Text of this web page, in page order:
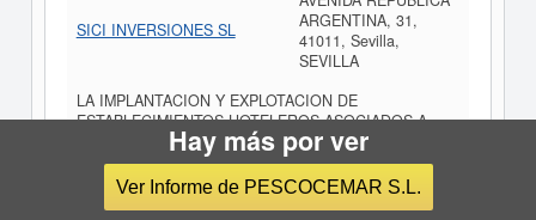
SICI INVERSIONES SL
ARGENTINA, 31,
41011, Sevilla,
SEVILLA
LA IMPLANTACION Y EXPLOTACION DE
ESTABLECIMIENTOS HOTELEROS ASOCIADOS A
INSTALACIONES DEPORTIVAS -CAMPOS DE GOLF,
TENIS, PADEL Y OTRAS-, INCLUYENDO, ASIMISMO,
SERVICIOS DE CATERING.
Hay más por ver
Ver Informe de PESCOCEMAR S.L.